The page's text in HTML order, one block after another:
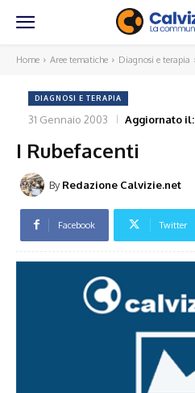
Home Aree tematiche Diagnosi e terapia
DIAGNOSI E TERAPIA
31 Gennaio 2003 Aggiornato il:
I Rubefacenti
By Redazione Calvizie.net
Facebook Twitter